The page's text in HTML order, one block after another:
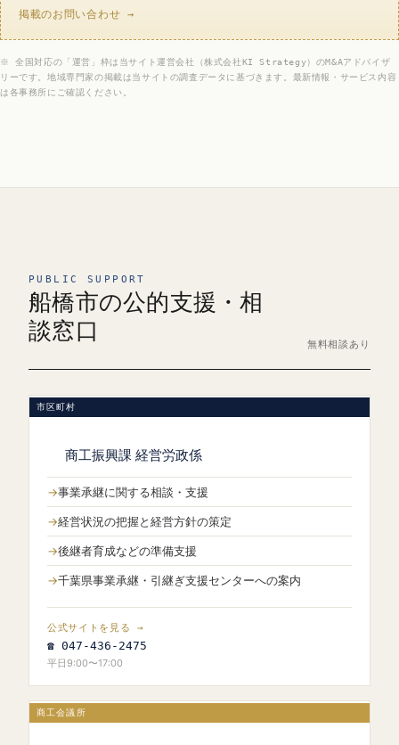
掲載のお問い合わせ →
※ 全国対応の「運営」枠は当サイト運営会社（株式会社KI Strategy）のM&Aアドバイザ
リーです。地域専門家の掲載は当サイトの調査データに基づきます。最新情報・サービス内容
は各事務所にご確認ください。
PUBLIC SUPPORT
船橋市の公的支援・相
談窓口
無料相談あり
市区町村
商工振興課 経営労政係
事業承継に関する相談・支援
経営状況の把握と経営方針の策定
後継者育成などの準備支援
千葉県事業承継・引継ぎ支援センターへの案内
公式サイトを見る →
☎ 047-436-2475
平日9:00〜17:00
商工会議所